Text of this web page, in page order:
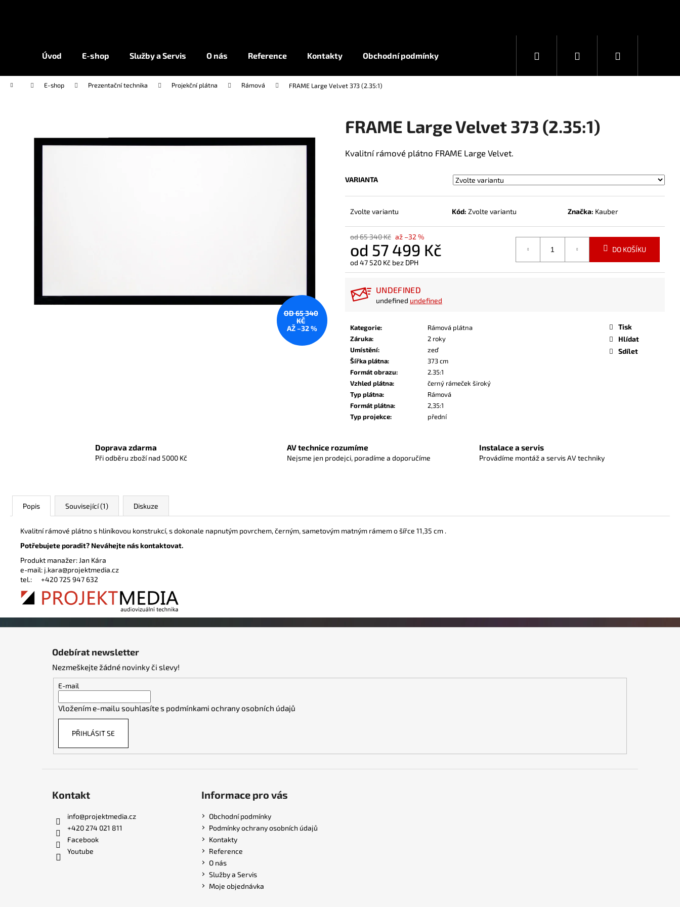
Úvod E-shop Služby a Servis O nás Reference Kontakty Obchodní podmínky Hledat PřihlášeníNákupní
Domů E-shop Prezentační technika Projekční plátna Rámová FRAME Large Velvet 373 (2.35:1)
FRAME Large Velvet 373 (2.35:1)
Kvalitní rámové plátno FRAME Large Velvet.
VARIANTA
Zvolte variantu Kód: Zvolte variantu Značka: Kauber
od 65 340 Kč až –32 %
od 57 499 Kč
od 47 520 Kč bez DPH
Měrná
DO KOŠÍKU
UNDEFINED
undefined undefined
Kategorie:
Rámová plátna
Záruka:
2 roky
Umístění:
zeď
Šířka plátna:
373 cm
Formát obrazu:
2.35:1
Vzhled plátna:
černý rámeček široký
Typ plátna:
Rámová
Formát plátna:
2,35:1
Typ projekce: přední
Tisk
Hlídat
Sdílet
OD 65 340
KČ
AŽ –32 %
Doprava zdarma
Při odběru zboží nad 5000 Kč
AV technice rozumíme
Nejsme jen prodejci, poradíme a doporučíme
Instalace a servis
Provádíme montáž a servis AV techniky
Popis Související (1) Diskuze
Kvalitní rámové plátno s hliníkovou konstrukcí, s dokonale napnutým povrchem, černým, sametovým matným rámem o šířce 11,35 cm .
Potřebujete poradit? Neváhejte nás kontaktovat.
Produkt manažer: Jan Kára
e-mail: j.kara@projektmedia.cz
tel.: +420 725 947 632
obchodu
obchodu
Co potřebujete najít?
Odebírat newsletter
Nezmeškejte žádné novinky či slevy!
E-mail
Vložením e-mailu souhlasíte s podmínkami ochrany osobních údajů
PŘIHLÁSIT SE
Kontakt
info@projektmedia.cz
+420 274 021 811
Facebook
Youtube
Informace pro vás
Obchodní podmínky
Podmínky ochrany osobních údajů
Kontakty
Reference
O nás
Služby a Servis
Moje objednávka